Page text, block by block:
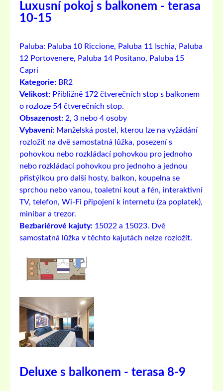
Luxusní pokoj s balkonem - terasa
10-15
Paluba: Paluba 10 Riccione, Paluba 11 Ischia, Paluba
12 Portovenere, Paluba 14 Positano, Paluba 15
Capri
Kategorie: BR2
Velikost: Přibližně 172 čtverečních stop s balkonem
o rozloze 54 čtverečních stop.
Obsazenost: 2, 3 nebo 4 osoby
Vybavení: Manželská postel, kterou lze na vyžádání
rozložit na dvě samostatná lůžka, posezení s
pohovkou nebo rozkládací pohovkou pro jednoho
nebo rozkládací pohovkou pro jednoho a jednou
přistýlkou ​​pro další hosty, balkon, koupelna se
sprchou nebo vanou, toaletní kout a fén, interaktivní
TV, telefon, Wi-Fi připojení k internetu (za poplatek),
minibar a trezor.
Bezbariérové ​​kajuty: 15022 a 15023. Dvě
samostatná lůžka v těchto kajutách nelze rozložit.
Deluxe s balkonem - terasa 8-9